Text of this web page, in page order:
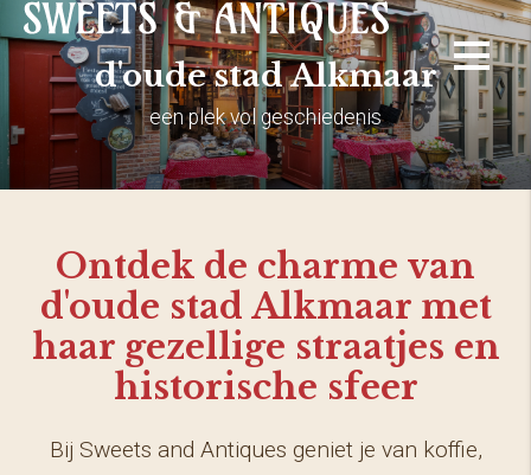
d'oude stad Alkmaar
een plek vol geschiedenis
Ontdek de charme van
d'oude stad Alkmaar met
haar gezellige straatjes en
historische sfeer
Bij Sweets and Antiques geniet je van koffie,